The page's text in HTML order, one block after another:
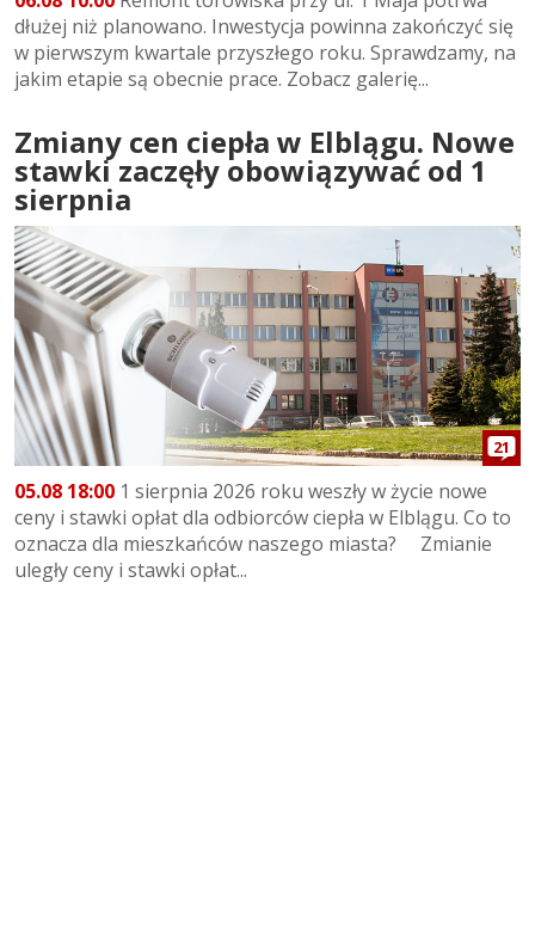
dłużej niż planowano. Inwestycja powinna zakończyć się
w pierwszym kwartale przyszłego roku. Sprawdzamy, na
jakim etapie są obecnie prace. Zobacz galerię...
Zmiany cen ciepła w Elblągu. Nowe
stawki zaczęły obowiązywać od 1
sierpnia
21
05.08 18:00 1 sierpnia 2026 roku weszły w życie nowe
ceny i stawki opłat dla odbiorców ciepła w Elblągu. Co to
oznacza dla mieszkańców naszego miasta? Zmianie
uległy ceny i stawki opłat...